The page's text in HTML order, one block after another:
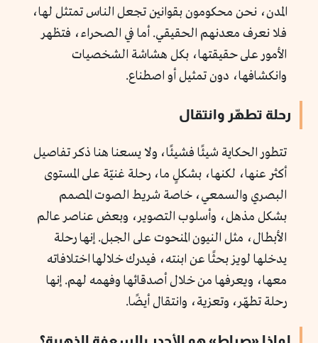
المدن، نحن محكومون بقوانين تجعل الناس تمتثل لها،
فلا نعرف معدنهم الحقيقي. أما في الصحراء، فتظهر
الأمور على حقيقتها، بكل هشاشة الشخصيات
وانكشافها، دون تمثيل أو اصطناع.
رحلة تطهّر وانتقال
تتطور الحكاية شيئًا فشيئًا، ولا يسعنا هنا ذكر تفاصيل
أكثر عنها، لكنها، بشكلٍ ما، رحلة غنيّة على المستوى
البصري والسمعي، خاصة شريط الصوت المصمم
بشكل مذهل، وأسلوب التصوير، وبعض عناصر عالم
الأبطال، مثل النيون المنحوت على الجبل. إنها رحلة
يدخلها لويز بحثًا عن ابنته، فيدرك خلالها اختلافاته
معها، ويعرفها من خلال أصدقائها وفهمه لهم. إنها
رحلة تطهّر، وتعزية، وانتقال أيضًا.